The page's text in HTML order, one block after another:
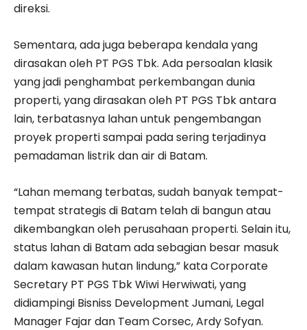
direksi.
Sementara, ada juga beberapa kendala yang
dirasakan oleh PT PGS Tbk. Ada persoalan klasik
yang jadi penghambat perkembangan dunia
properti, yang dirasakan oleh PT PGS Tbk antara
lain, terbatasnya lahan untuk pengembangan
proyek properti sampai pada sering terjadinya
pemadaman listrik dan air di Batam.
“Lahan memang terbatas, sudah banyak tempat-
tempat strategis di Batam telah di bangun atau
dikembangkan oleh perusahaan properti. Selain itu,
status lahan di Batam ada sebagian besar masuk
dalam kawasan hutan lindung,” kata Corporate
Secretary PT PGS Tbk Wiwi Herwiwati, yang
didiampingi Bisniss Development Jumani, Legal
Manager Fajar dan Team Corsec, Ardy Sofyan.